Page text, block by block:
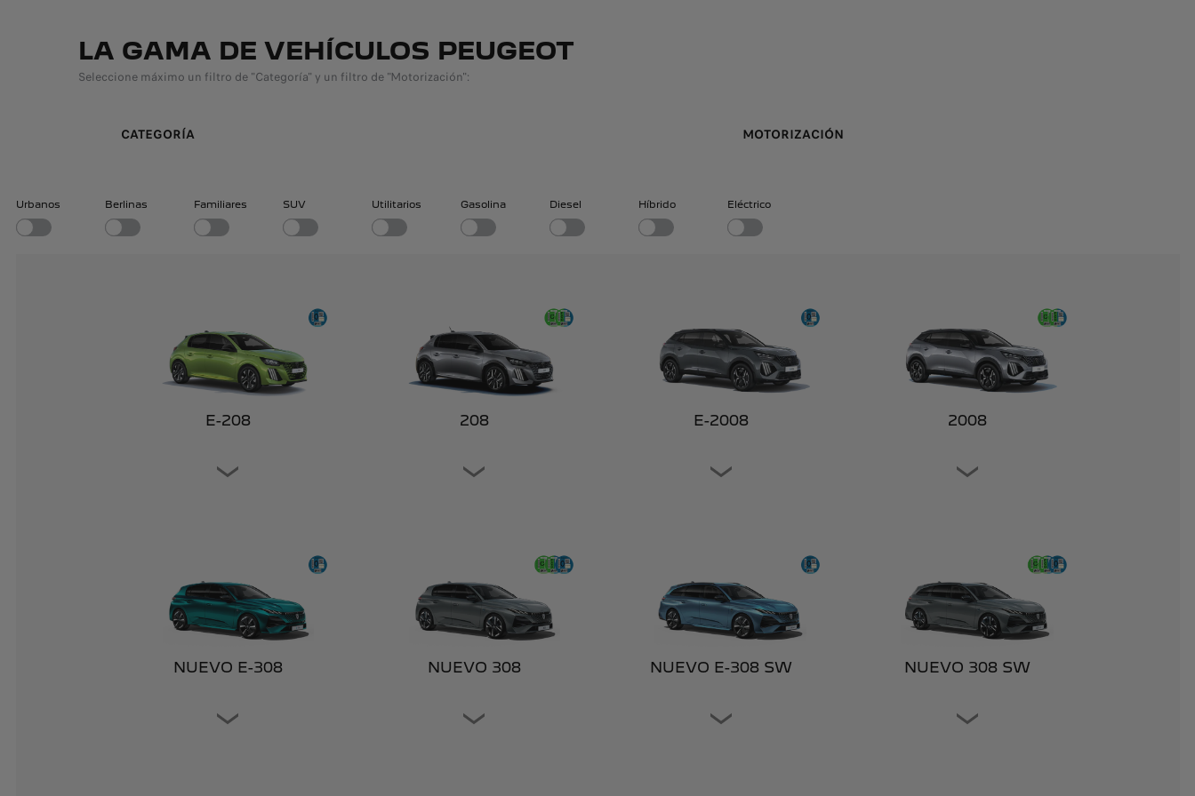
LA GAMA DE VEHÍCULOS PEUGEOT
Seleccione máximo un filtro de "Categoría" y un filtro de "Motorización":
CATEGORÍA MOTORIZACIÓN
Urbanos Berlinas Familiares SUV Utilitarios Gasolina Diesel Híbrido Eléctrico
E-208 208 E-2008 2008
NUEVO E-308 NUEVO 308 NUEVO E-308 SW NUEVO 308 SW